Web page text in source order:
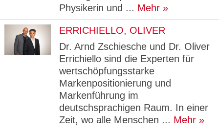
Physikerin und ... Mehr
ERRICHIELLO, OLIVER
Dr. Arnd Zschiesche und Dr. Oliver
Errichiello sind die Experten für
wertschöpfungsstarke
Markenpositionierung und
Markenführung im
deutschsprachigen Raum. In einer
Zeit, wo alle Menschen ... Mehr